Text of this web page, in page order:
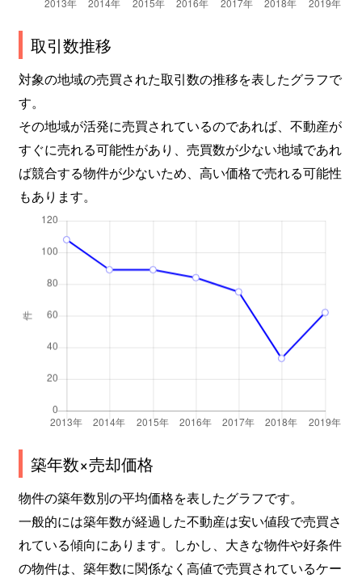
取引数推移
対象の地域の売買された取引数の推移を表したグラフで
す。
その地域が活発に売買されているのであれば、不動産が
すぐに売れる可能性があり、売買数が少ない地域であれ
ば競合する物件が少ないため、高い価格で売れる可能性
もあります。
築年数×売却価格
物件の築年数別の平均価格を表したグラフです。
一般的には築年数が経過した不動産は安い値段で売買さ
れている傾向にあります。しかし、大きな物件や好条件
の物件は、築年数に関係なく高値で売買されているケー